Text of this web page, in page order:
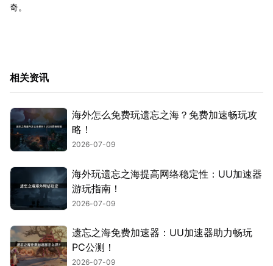
奇。
相关资讯
海外怎么免费玩遗忘之海？免费加速畅玩攻
略！
2026-07-09
海外玩遗忘之海提高网络稳定性：UU加速器
游玩指南！
2026-07-09
遗忘之海免费加速器：UU加速器助力畅玩
PC公测！
2026-07-09